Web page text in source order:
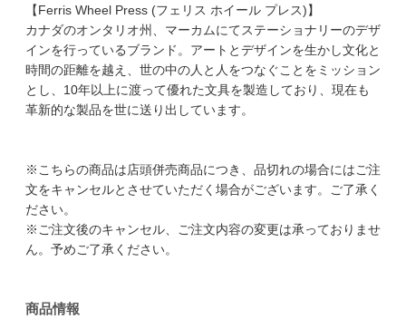
【Ferris Wheel Press (フェリス ホイール プレス)】
カナダのオンタリオ州、マーカムにてステーショナリーのデザ
インを行っているブランド。アートとデザインを生かし文化と
時間の距離を越え、世の中の人と人をつなぐことをミッション
とし、10年以上に渡って優れた文具を製造しており、現在も
革新的な製品を世に送り出しています。
※こちらの商品は店頭併売商品につき、品切れの場合にはご注
文をキャンセルとさせていただく場合がございます。ご了承く
ださい。
※ご注文後のキャンセル、ご注文内容の変更は承っておりませ
ん。予めご了承ください。
商品情報